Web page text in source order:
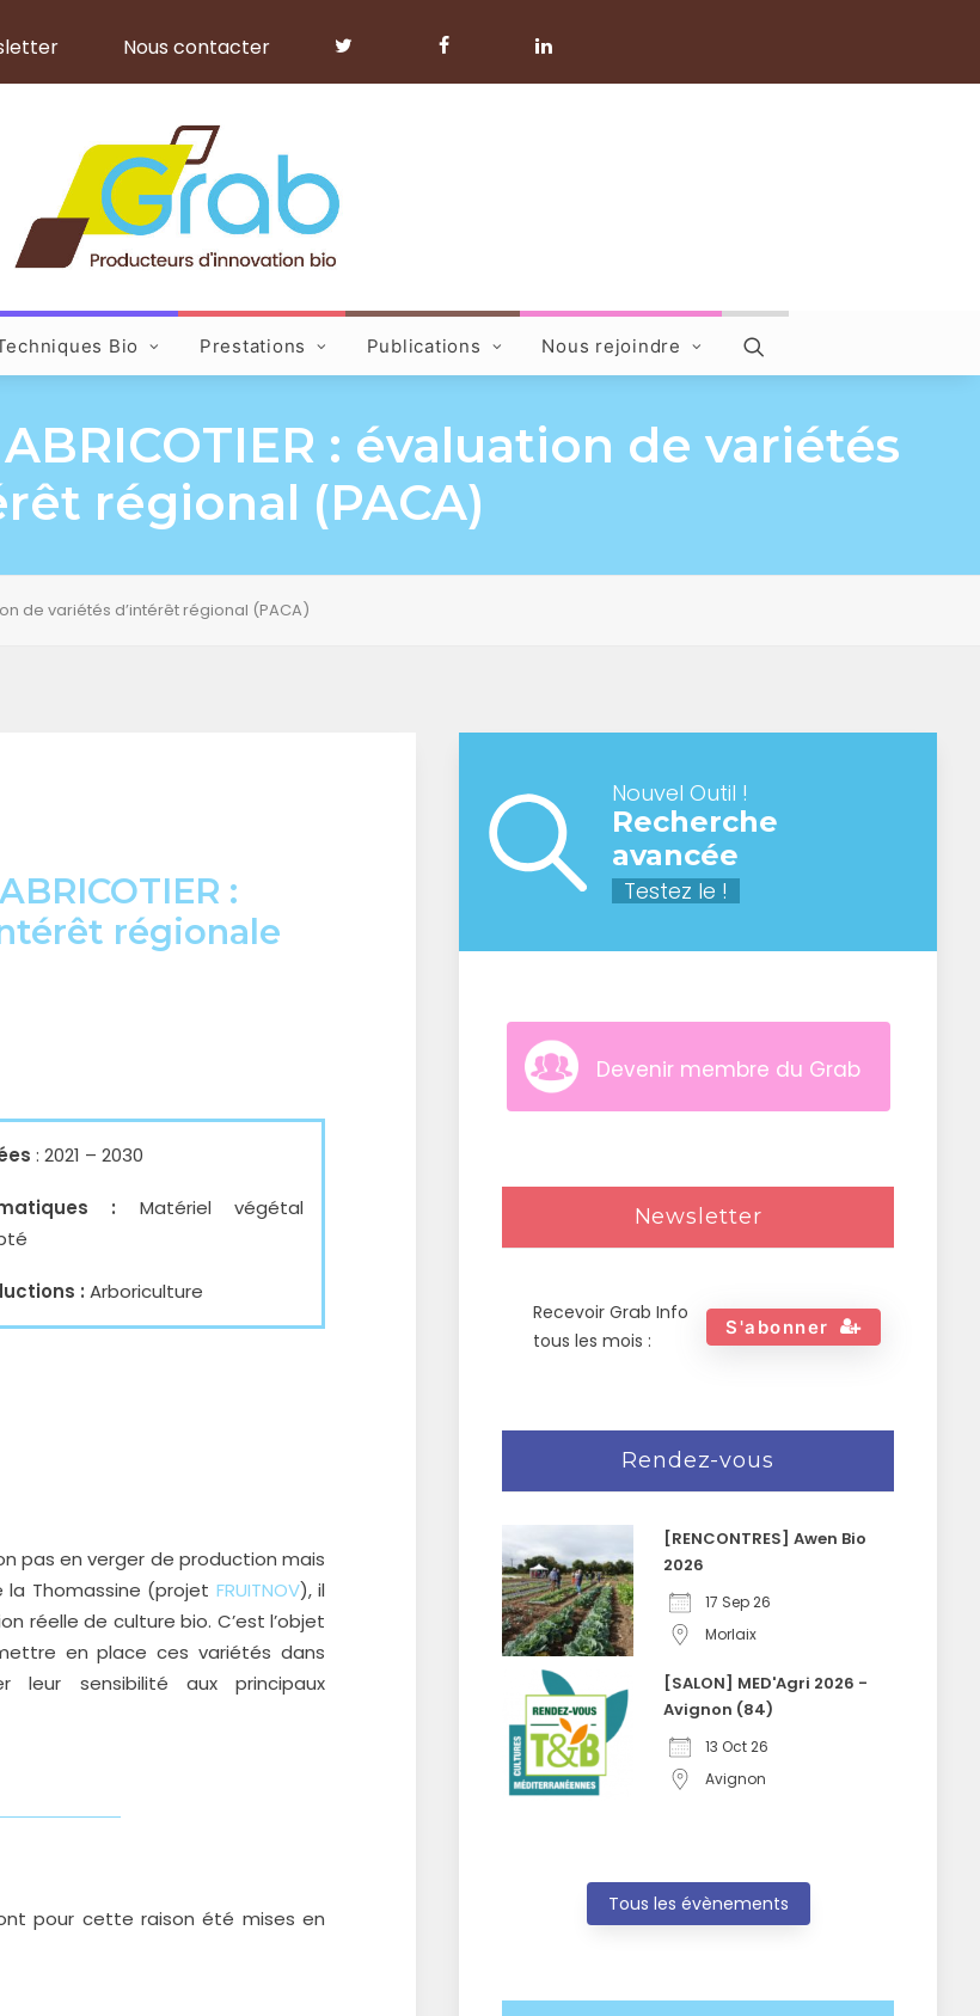
Nous contacter
Bio Prestations Publications Nous rejoindre
ABRICOTIER : évaluation de variétés
régional (PACA)
de variétés d’intérêt régional (PACA)
:
régionale
: 2021 – 2030
: Matériel végétal
: Arboriculture
pas en verger de production mais
Thomassine (projet FRUITNOV), il
réelle de culture bio. C’est l’objet
en place ces variétés dans
leur sensibilité aux principaux
pour cette raison été mises en
Nouvel Outil !
Recherche
avancée
Testez le !
Devenir membre du Grab
Newsletter
Recevoir Grab Info
tous les mois :
S'abonner
Rendez-vous
[RENCONTRES] Awen Bio
2026
17 Sep 26
Morlaix
[SALON] MED'Agri 2026 -
Avignon (84)
13 Oct 26
Avignon
Tous les évènements